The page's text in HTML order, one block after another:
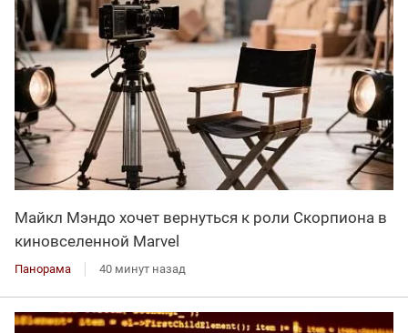
Майкл Мэндо хочет вернуться к роли Скорпиона в
киновселенной Marvel
Панорама 40 минут назад